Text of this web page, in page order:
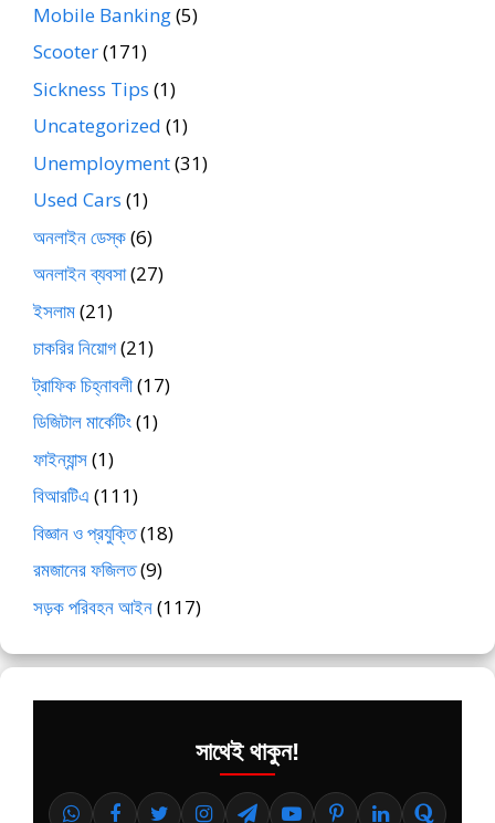
Mobile Banking(5)
Scooter(171)
Sickness Tips (1)
Uncategorized (1)
Unemployment(31)
Used Cars (1)
অনলাইন ডেস্ক(6)
অনলাইন ব্যবসা(27)
ইসলাম(21)
চাকরির নিয়োগ(21)
ট্রাফিক চিহ্নাবলী(17)
ডিজিটাল মার্কেটিং(1)
ফাইন্যান্স(1)
বিআরটিএ (111)
বিজ্ঞান ও প্রযুক্তি(18)
রমজানের ফজিলত(9)
সড়ক পরিবহন আইন(117)
সাথেই থাকুন!